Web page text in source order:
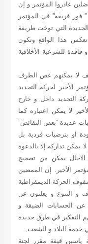
غادروا المؤتمر و إن
فوز فريقه” في المؤتمر
الجديدة التي توخت طريقة
هذا الواقع وتكون
فاقدة للشرعية الأخلاقية
لا يمكنهم غض الطرف
الأخير لحركة التجديد
التجديد داخل و خارج
لا يمكن اعتباره كما
عديدة “بعض النقائص”
او بترضبات فردية بل
يمكن تداركه إلا بالدعوة
يمكن من تصحيح
الأخير. إن الممضين
الحركة الديمقراطية
و التنوع و يعلنون عن
عن الحسابات الضيقة و
التفكير قي طرق جديدة
البلاد و الشعب,
ياسين قيقة مقرر لجنة